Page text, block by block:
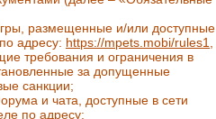
размещенные и/или доступные
адресу: https://mpets.mobi/rules1
требования и ограничения в
за допущенные
санкции;
и чата, доступные в сети
по адресу: